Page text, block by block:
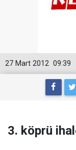
09:39
27 Mart 2012
3. köprü